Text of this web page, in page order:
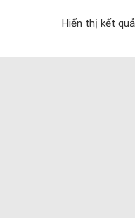
Hiển thị kết